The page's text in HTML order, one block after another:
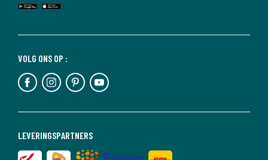
LEVERINGSPARTNERS
VOLG ONS OP :